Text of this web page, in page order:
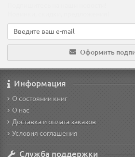
Оформить
Информация
О состоянии книг
О нас
Доставка и оплата заказов
Условия соглашения
Служба поддержки